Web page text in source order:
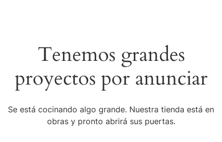
Tenemos grandes
proyectos por anunciar
Se está cocinando algo grande. Nuestra tienda está en
obras y pronto abrirá sus puertas.